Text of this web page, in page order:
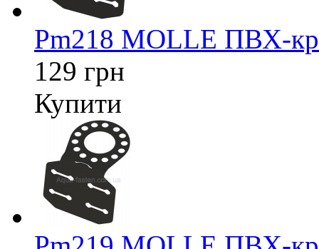
Pm218 MOLLE ПВХ-
129 грн
Купити